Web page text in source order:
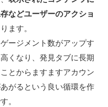
などユーザーのアクショ
ます。
ージメント数がアップす
くなり、発見タブに長期
とからますますアカウン
がるという良い循環を作
。